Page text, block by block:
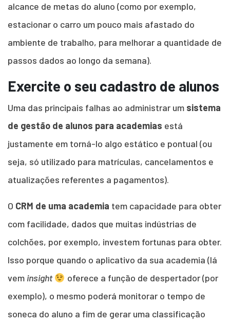
alcance de metas do aluno (como por exemplo,
estacionar o carro um pouco mais afastado do
ambiente de trabalho, para melhorar a quantidade de
passos dados ao longo da semana).
Exercite o seu cadastro de alunos
Uma das principais falhas ao administrar um sistema
de gestão de alunos para academias está
justamente em torná-lo algo estático e pontual (ou
seja, só utilizado para matrículas, cancelamentos e
atualizações referentes a pagamentos).
O CRM de uma academia tem capacidade para obter
com facilidade, dados que muitas indústrias de
colchões, por exemplo, investem fortunas para obter.
Isso porque quando o aplicativo da sua academia (lá
vem insight
oferece a função de despertador (por
exemplo), o mesmo poderá monitorar o tempo de
soneca do aluno a fim de gerar uma classificação